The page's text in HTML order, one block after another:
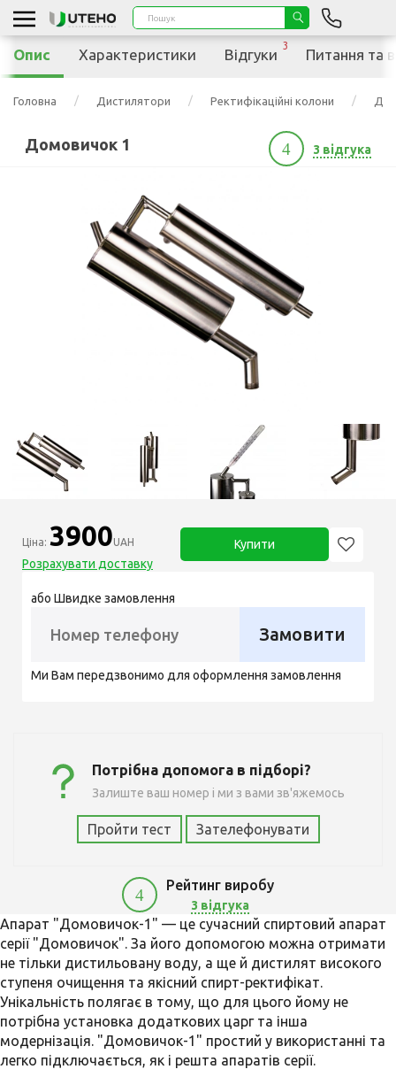
Головна Дистилятори Ректифікаційні колони
Домовичок 1 4 3 відгука
Ціна: 3900UAH
Розрахувати доставку
Купити
або Швидке замовлення
Замовити
Ми Вам передзвонимо для оформлення замовлення
Потрібна допомога в підборі?
Залиште ваш номер і ми з вами зв'яжемось
Пройти тест Зателефонувати
4
Рейтинг виробу
3 відгука
Опис Характеристики Відгуки
3
Питання та
Апарат "Домовичок-1" — це сучасний спиртовий апарат
серії "Домовичок". За його допомогою можна отримати
не тільки дистильовану воду, а ще й дистилят високого
ступеня очищення та якісний спирт-ректифікат.
Унікальність полягає в тому, що для цього йому не
потрібна установка додаткових царг та інша
модернізація. "Домовичок-1" простий у використанні та
легко підключається, як і решта апаратів серії.